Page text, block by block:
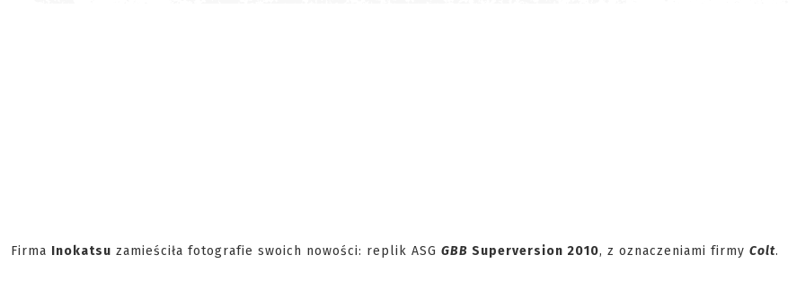
Firma Inokatsu zamieściła fotografie swoich nowości: replik ASG GBB Superversion 2010, z oznaczeniami firmy Colt.